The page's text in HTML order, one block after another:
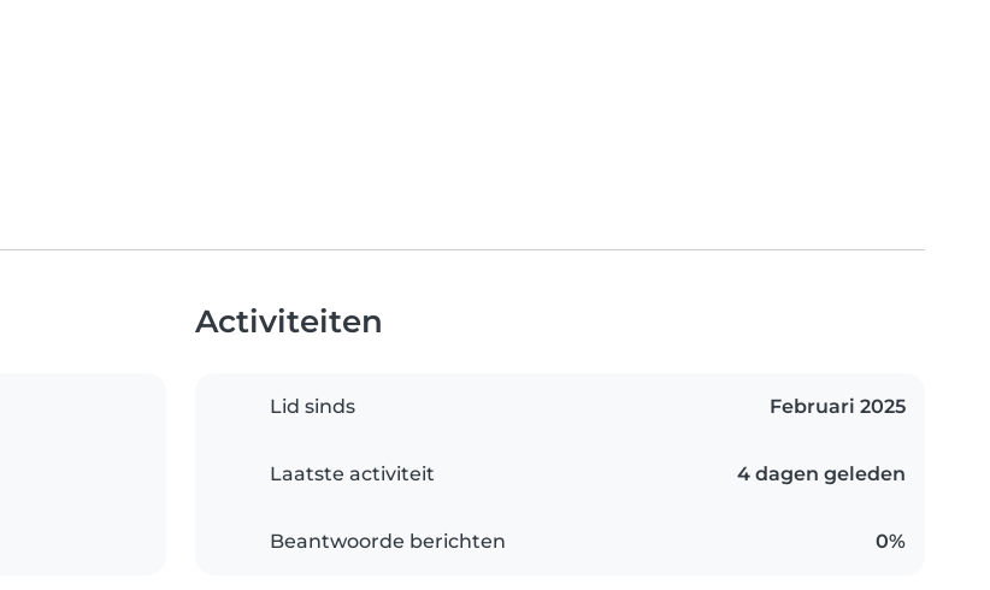
Activiteiten
Lid sinds Februari 2025
Laatste activiteit 4 dagen geleden
Beantwoorde berichten 0%